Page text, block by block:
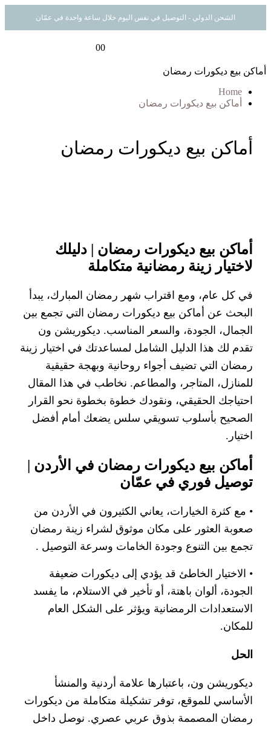
الشحن الدولي - التوصيل في نفس اليوم خلال ساعة واحدة في عمّان
00
أماكن بيع ديكورات رمضان
Home
أماكن بيع ديكورات رمضان
أماكن بيع ديكورات رمضان
أماكن بيع ديكورات رمضان | دليلك
لاختيار زينة رمضانية متكاملة
في كل عام، ومع اقتراب شهر رمضان المبارك، يبدأ
البحث عن أماكن بيع ديكورات رمضان التي تجمع بين
الجمال، الجودة، والسعر المناسب. ديكوريشن ون
تقدم لك هذا الدليل الشامل لمساعدتك في اختيار زينة
رمضان التي تضيف أجواء روحانية وبهجة حقيقية
للمنازل، المتاجر، والمطاعم. نخاطب في هذا المقال
احتياجك الحقيقي، ونقودك خطوة بخطوة نحو القرار
الصحيح بأسلوب تسويقي سلس يضعك أمام أفضل
اختيار.
أماكن بيع ديكورات رمضان في الأردن |
توصيل فوري في عمّان
• مع كثرة الخيارات، يعاني الكثيرون في الأردن من
صعوبة العثور على مكان موثوق لشراء زينة رمضان
تجمع بين التنوع وجودة الخامات وسرعة التوصيل .
• الاختيار الخاطئ قد يؤدي إلى ديكورات ضعيفة
الجودة، ألوان باهتة، أو تأخير في الاستلام، ما يفسد
الاستعدادات الرمضانية ويؤثر على الشكل العام
للمكان.
الحل
ديكوريشن ون، باعتبارها علامة أردنية والمنشأ
الأساسي للموقع، توفر تشكيلة متكاملة من ديكورات
رمضان المصممة بذوق عربي عصري. نوصل داخل